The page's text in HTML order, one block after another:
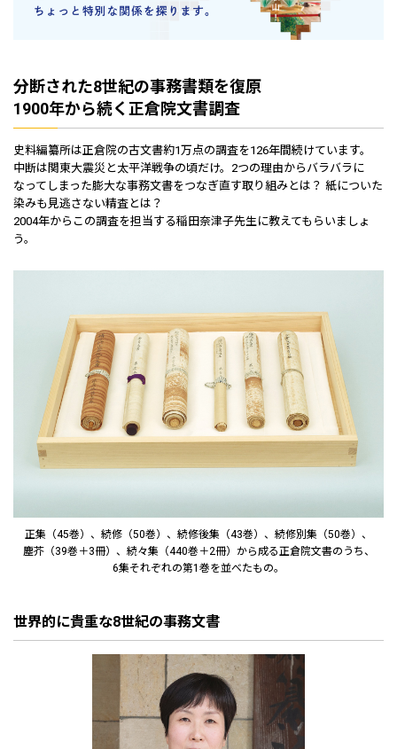
分断された8世紀の事務書類を復原
1900年から続く正倉院文書調査
史料編纂所は正倉院の古文書約1万点の調査を126年間続けています。
中断は関東大震災と太平洋戦争の頃だけ。2つの理由からバラバラに
なってしまった膨大な事務文書をつなぎ直す取り組みとは？ 紙についた
染みも見逃さない精査とは？
2004年からこの調査を担当する稲田奈津子先生に教えてもらいましょ
う。
正集（45巻）、続修（50巻）、続修後集（43巻）、続修別集（50巻）、
塵芥（39巻＋3冊）、続々集（440巻＋2冊）から成る正倉院文書のうち、
6集それぞれの第1巻を並べたもの。
世界的に貴重な8世紀の事務文書